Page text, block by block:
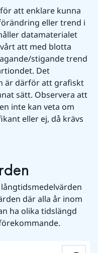
att enklare kunna
eller trend i
datamaterialet
att med blotta
stigande trend
Det
är därför att grafiskt
sätt. Observera att
inte kan veta om
eller ej, då krävs
där alla år inom
ha olika tidslängd